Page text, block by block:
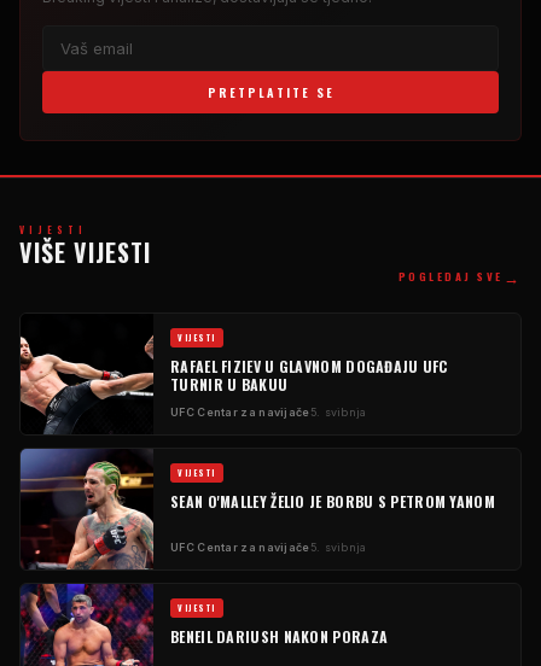
PRETPLATITE SE
VIJESTI
VIŠE VIJESTI
POGLEDAJ SVE →
VIJESTI
RAFAEL FIZIEV U GLAVNOM DOGAĐAJU UFC
TURNIR U BAKUU
UFCCentar za navijače5. svibnja
VIJESTI
SEAN O'MALLEY ŽELIO JE BORBU S PETROM YANOM
UFCCentar za navijače5. svibnja
VIJESTI
BENEIL DARIUSH NAKON PORAZA